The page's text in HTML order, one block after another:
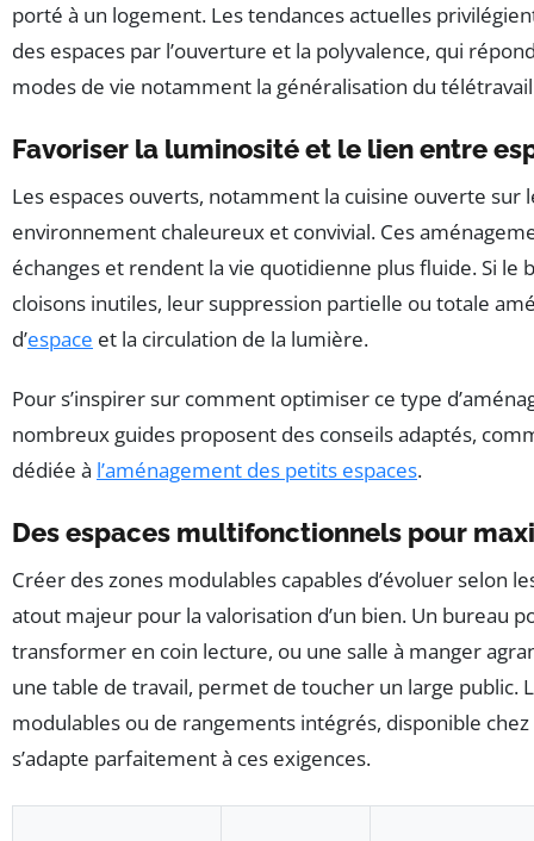
porté à un logement. Les tendances actuelles
des espaces par l’ouverture et la polyvalence, qui
modes de vie notamment la généralisation du
Favoriser la luminosité et le lien entre
Les espaces ouverts, notamment la cuisine ouverte sur
environnement chaleureux et convivial. Ces
échanges et rendent la vie quotidienne plus fluide. Si le
cloisons inutiles, leur suppression partielle ou totale
d’espace et la circulation de la lumière.
Pour s’inspirer sur comment optimiser ce type
nombreux guides proposent des conseils adaptés,
dédiée à l’aménagement des petits espaces.
Des espaces multifonctionnels pour
Créer des zones modulables capables d’évoluer selon
atout majeur pour la valorisation d’un bien. Un bureau
transformer en coin lecture, ou une salle à manger
une table de travail, permet de toucher un large public.
modulables ou de rangements intégrés, disponible chez
s’adapte parfaitement à ces exigences.